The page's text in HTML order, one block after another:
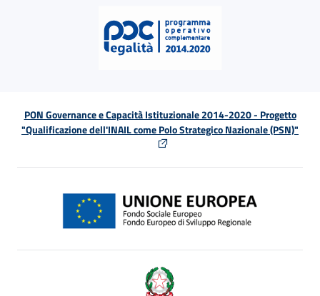
PON Governance e Capacità Istituzionale 2014-2020 - Progetto
"Qualificazione dell'INAIL come Polo Strategico Nazionale (PSN)"